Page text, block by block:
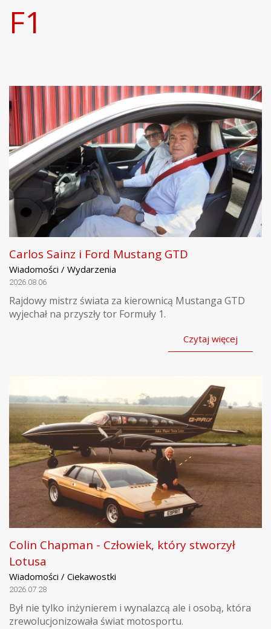
F1
Carlos Sainz i Ford Mustang GTD
Wiadomości / Wydarzenia
2026.08.06
Rajdowy mistrz świata za kierownicą Mustanga GTD
wyjechał na przyszły tor Formuły 1.
Czytaj więcej
Colin Chapman - Człowiek, który stworzył
Lotusa
Wiadomości / Ciekawostki
2026.07.28
Był nie tylko inżynierem i wynalazcą ale i osobą, która
zrewolucjonizowała świat motosportu.